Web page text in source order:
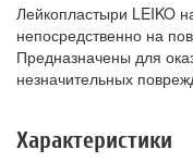
Лейкопластыри LEIKO
непосредственно на
Предназначены для
незначительных
Характеристики